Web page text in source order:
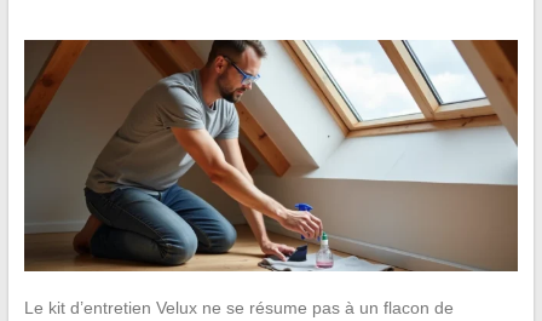
Le kit d’entretien Velux ne se résume pas à un flacon de